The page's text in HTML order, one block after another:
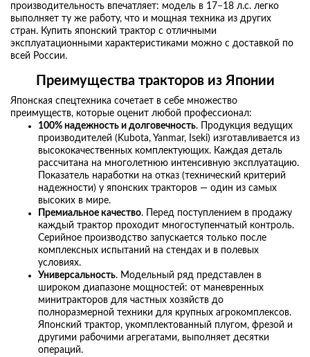
производительность впечатляет: модель в 17−18 л.с. легко
выполняет ту же работу, что и мощная техника из других
стран. Купить японский трактор с отличными
эксплуатационными характеристиками можно с доставкой по
всей России.
Преимущества тракторов из Японии
Японская спецтехника сочетает в себе множество
преимуществ, которые оценит любой профессионал:
100% надежность и долговечность. Продукция ведущих
производителей (Kubota, Yanmar, Iseki) изготавливается из
высококачественных комплектующих. Каждая деталь
рассчитана на многолетнюю интенсивную эксплуатацию.
Показатель наработки на отказ (технический критерий
надежности) у японских тракторов — один из самых
высоких в мире.
Премиальное качество. Перед поступлением в продажу
каждый трактор проходит многоступенчатый контроль.
Серийное производство запускается только после
комплексных испытаний на стендах и в полевых
условиях.
Универсальность. Модельный ряд представлен в
широком диапазоне мощностей: от маневренных
минитракторов для частных хозяйств до
полноразмерной техники для крупных агрокомплексов.
Японский трактор, укомплектованный плугом, фрезой и
другими рабочими агрегатами, выполняет десятки
операций.